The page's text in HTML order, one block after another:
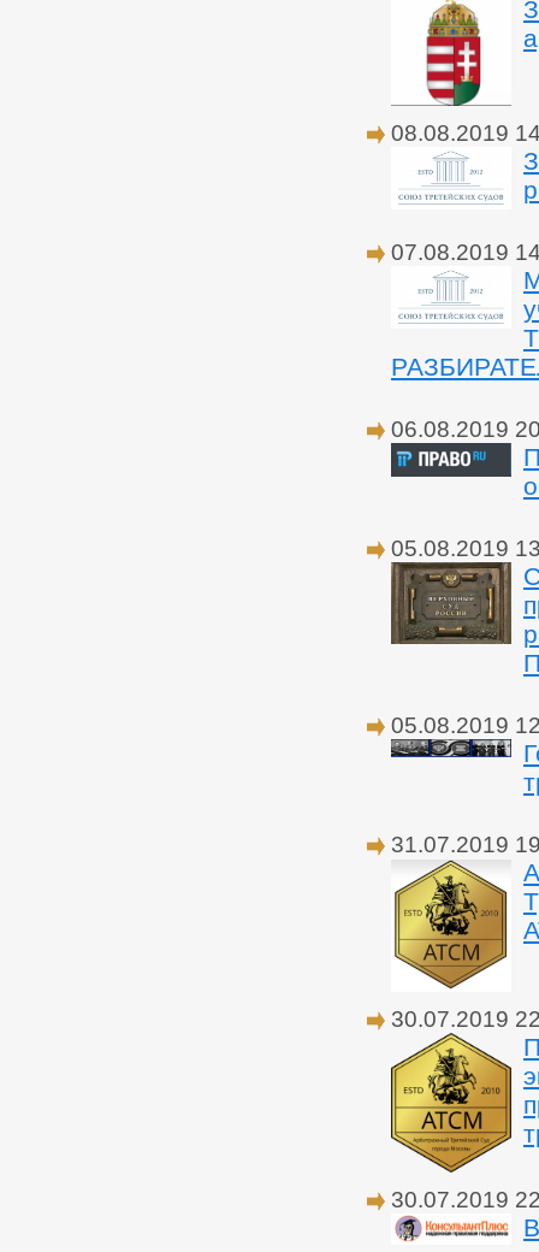
08.08.2019
07.08.2019
06.08.2019
05.08.2019
05.08.2019
31.07.2019
30.07.2019
30.07.2019